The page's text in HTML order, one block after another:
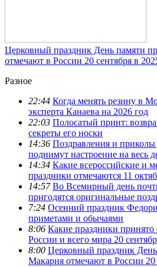
Церковный праздник День памяти
отмечают в России 20 сентября в
Разное
22:44 Когда менять резину в
эксперта Канаева на 2026 год
22:03 Полосатый принт:
секреты его носки
14:36 Поздравления и приколы
поднимут настроение на весь
14:34 Какие всероссийские и
праздники отмечаются 11
14:57 Во Всемирный день
пригодятся оригинальные
7:24 Осенний праздник
приметами и обычаями
8:06 Какие праздники принято
России и всего мира 20
8:00 Церковный праздник
Макария отмечают в России 20